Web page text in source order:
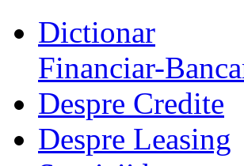
Dictionar
Financiar-
Despre Credite
Despre Leasing